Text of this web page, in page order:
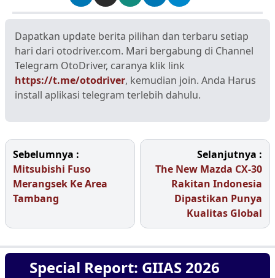
Dapatkan update berita pilihan dan terbaru setiap
hari dari otodriver.com. Mari bergabung di Channel
Telegram OtoDriver, caranya klik link
https://t.me/otodriver, kemudian join. Anda Harus
install aplikasi telegram terlebih dahulu.
Sebelumnya :
Mitsubishi Fuso
Merangsek Ke Area
Tambang
Selanjutnya :
The New Mazda CX-30
Rakitan Indonesia
Dipastikan Punya
Kualitas Global
Special Report: GIIAS 2026